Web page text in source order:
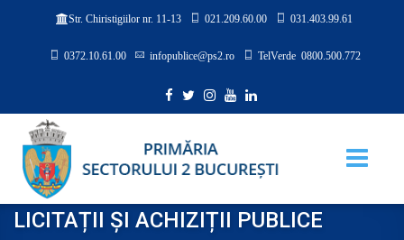
Str. Chiristigiilor nr. 11-13 021.209.60.00 031.403.99.61
0372.10.61.00 infopublice@ps2.ro TelVerde 0800.500.772
LICITAȚII ȘI ACHIZIȚII PUBLICE